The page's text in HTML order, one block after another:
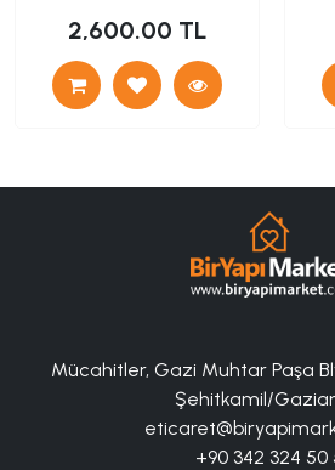
2,600.00 TL
Mücahitler, Gazi Muhtar Paşa
Şehitkamil/
+90 342 324 50